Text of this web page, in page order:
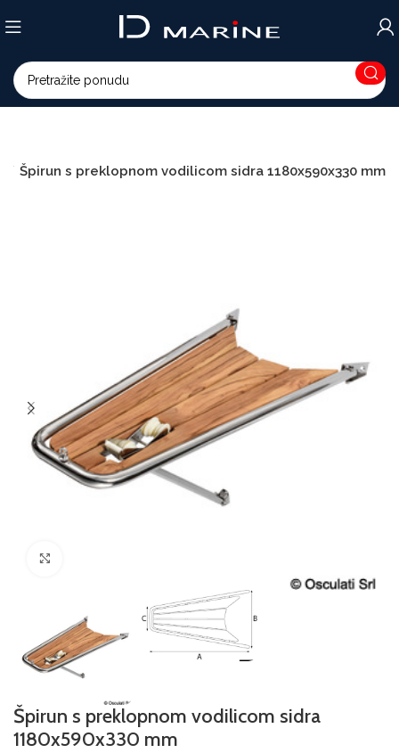
Špirun s preklopnom vodilicom sidra 1180x590x330 mm
Špirun s preklopnom vodilicom sidra
1180x590x330 mm